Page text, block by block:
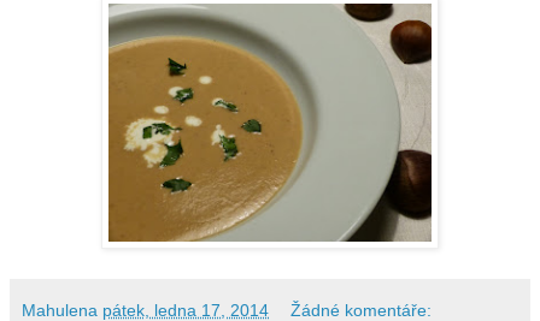
Mahulena pátek, ledna 17, 2014 Žádné komentáře: